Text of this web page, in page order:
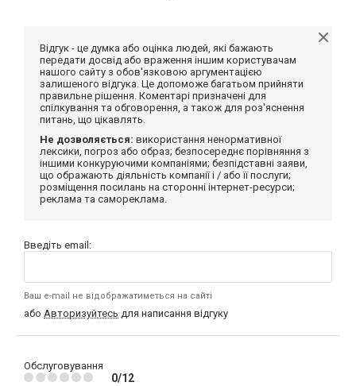
Відгук - це думка або оцінка людей, які бажають
передати досвід або враження іншим користувачам
нашого сайту з обов'язковою аргументацією
залишеного відгука. Це допоможе багатьом прийняти
правильне рішення. Коментарі призначені для
спілкування та обговорення, а також для роз'яснення
питань, що цікавлять.
Не дозволяється: використання ненормативної
лексики, погроз або образ; безпосереднє порівняння з
іншими конкуруючими компаніями; безпідставні заяви,
що ображають діяльність компанії і / або її послуги;
розміщення посилань на сторонні інтернет-ресурси;
реклама та самореклама.
Введіть email:
Ваш e-mail не відображатиметься на сайті
або Авторизуйтесь для написання відгуку
Обслуговування
0/12